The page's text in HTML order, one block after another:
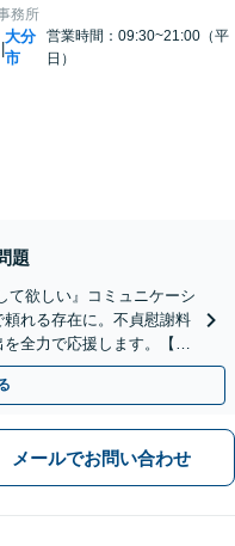
務所
|
大分
市
営業時間：09:30~21:00（平
日）
題
て欲しい』コミュニケーシ
れる存在に。不貞慰謝料
全力で応援します。【オ
メールでお問い合わせ